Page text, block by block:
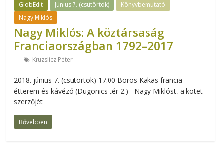
GlobEdit
Június 7. (csütörtök)
Könyvbemutató
Nagy Miklós
Nagy Miklós: A köztársaság
Franciaországban 1792–2017
Kruzslicz Péter
2018. június 7. (csütörtök) 17.00 Boros Kakas francia
étterem és kávézó (Dugonics tér 2.) Nagy Miklóst, a kötet
szerzőjét
Bővebben